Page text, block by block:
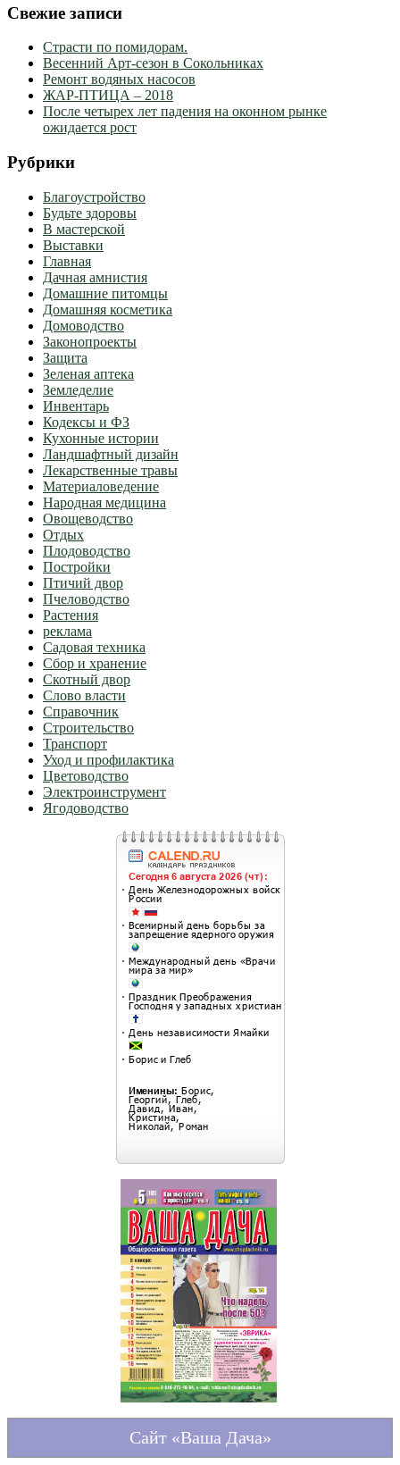
Свежие записи
Страсти по помидорам.
Весенний Арт-сезон в Сокольниках
Ремонт водяных насосов
ЖАР-ПТИЦА – 2018
После четырех лет падения на оконном рынке
ожидается рост
Рубрики
Благоустройство
Будьте здоровы
В мастерской
Выставки
Главная
Дачная амнистия
Домашние питомцы
Домашняя косметика
Домоводство
Законопроекты
Защита
Зеленая аптека
Земледелие
Инвентарь
Кодексы и ФЗ
Кухонные истории
Ландшафтный дизайн
Лекарственные травы
Материаловедение
Народная медицина
Овощеводство
Отдых
Плодоводство
Постройки
Птичий двор
Пчеловодство
Растения
реклама
Садовая техника
Сбор и хранение
Скотный двор
Слово власти
Справочник
Строительство
Транспорт
Уход и профилактика
Цветоводство
Электроинструмент
Ягодоводство
Сайт «Ваша Дача»